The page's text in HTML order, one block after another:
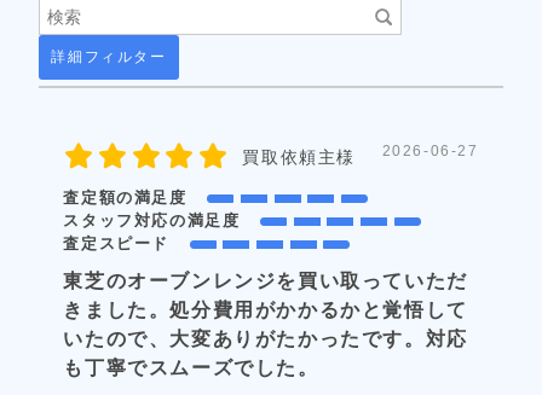
詳細フィルター
買取依頼主様 2026-06-27
査定額の満足度
スタッフ対応の満足度
査定スピード
東芝のオーブンレンジを買い取っていただ
きました。処分費用がかかるかと覚悟して
いたので、大変ありがたかったです。対応
も丁寧でスムーズでした。